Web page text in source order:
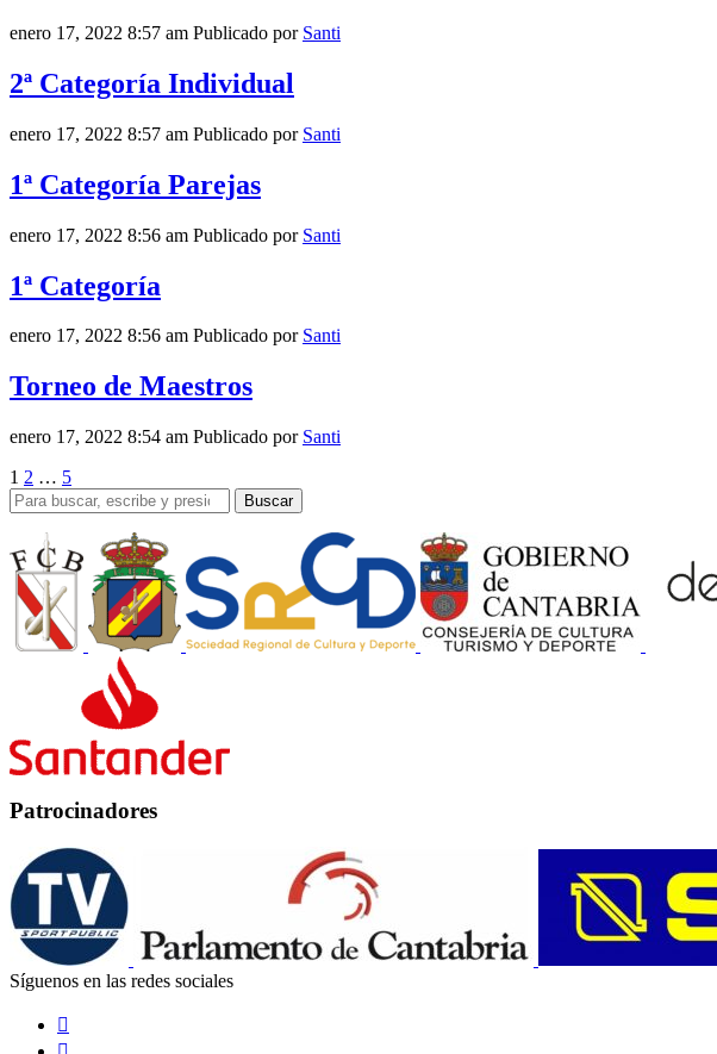
enero 17, 2022 8:57 am Publicado por Santi
2ª Categoría Individual
enero 17, 2022 8:57 am Publicado por Santi
1ª Categoría Parejas
enero 17, 2022 8:56 am Publicado por Santi
1ª Categoría
enero 17, 2022 8:56 am Publicado por Santi
Torneo de Maestros
enero 17, 2022 8:54 am Publicado por Santi
1 2 … 5
Buscar
Patrocinadores
Síguenos en las redes sociales
